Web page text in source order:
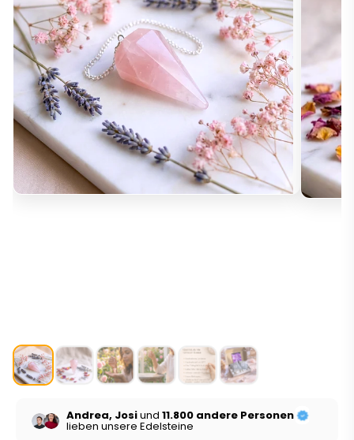
Andrea, Josiund11.800 andere Personen
lieben unsere Edelsteine